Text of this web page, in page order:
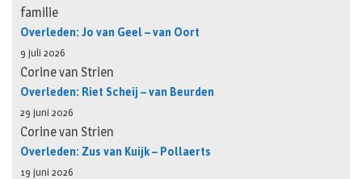
familie
Overleden: Jo van Geel – van Oort
9 juli 2026
Corine van Strien
Overleden: Riet Scheij – van Beurden
29 juni 2026
Corine van Strien
Overleden: Zus van Kuijk – Pollaerts
19 juni 2026